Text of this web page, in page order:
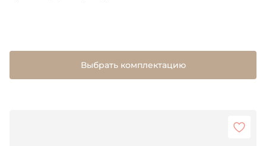
Выбрать комплектацию